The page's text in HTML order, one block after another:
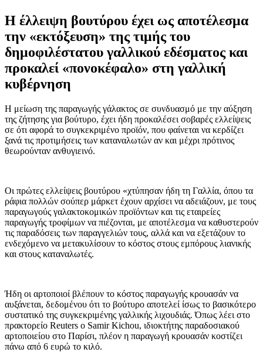
Η έλλειψη βουτύρου έχει ως αποτέλεσμα
την «εκτόξευση» της τιμής του
δημοφιλέστατου γαλλικού εδέσματος και
προκαλεί «πονοκέφαλο» στη γαλλική
κυβέρνηση
Η μείωση της παραγωγής γάλακτος σε συνδυασμό με την αύξηση
της ζήτησης για βούτυρο, έχει ήδη προκαλέσει σοβαρές ελλείψεις
σε ότι αφορά το συγκεκριμένο προϊόν, που φαίνεται να κερδίζει
ξανά τις προτιμήσεις των καταναλωτών αν και μέχρι πρότινος
θεωρούνταν ανθυγιεινό.
Οι πρώτες ελλείψεις βουτύρου «χτύπησαν ήδη τη Γαλλία, όπου τα
ράφια πολλών σούπερ μάρκετ έχουν αρχίσει να αδειάζουν, με τους
παραγωγούς γαλακτοκομικών προϊόντων και τις εταιρείες
παραγωγής τροφίμων να πιέζονται, με αποτέλεσμα να καθυστερούν
τις παραδόσεις των παραγγελιών τους, αλλά και να εξετάζουν το
ενδεχόμενο να μετακυλίσουν το κόστος στους εμπόρους λιανικής
και στους καταναλωτές.
Ήδη οι αρτοποιοί βλέπουν το κόστος παραγωγής κρουασάν να
αυξάνεται, δεδομένου ότι το βούτυρο αποτελεί ίσως το βασικότερο
συστατικό της συγκεκριμένης γαλλικής λιχουδιάς. Όπως λέει στο
πρακτορείο Reuters ο Samir Kichou, ιδιοκτήτης παραδοσιακού
αρτοποιείου στο Παρίσι, πλέον η παραγωγή κρουασάν κοστίζει
πάνω από 6 ευρώ το κιλό.